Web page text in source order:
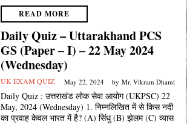
READ MORE
Daily Quiz – Uttarakhand PCS
GS (Paper – I) – 22 May 2024
(Wednesday)
UK EXAM QUIZ May 22, 2024 by Mr. Vikram Dhami
Daily Quiz : उत्तराखंड लोक सेवा आयोग (UKPSC) 22
May, 2024 (Wednesday) 1. निम्नलिखित में से किस नदी
का प्रवाह केवल भारत में है? (A) सिंधु (B) झेलम (C) व्यास